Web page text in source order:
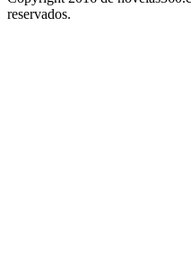
reservados.